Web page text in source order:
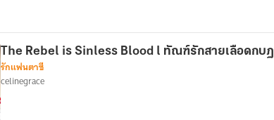
The Rebel is Sinless Blood l ทัณฑ์รักสายเลือดกบฏ
รักแฟนตาซี
celinegrace